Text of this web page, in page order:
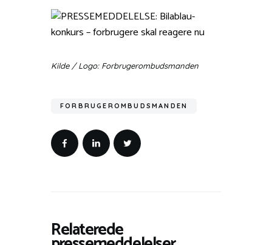
Kilde / Logo: Forbrugerombudsmanden
FORBRUGEROMBUDSMANDEN
Relaterede